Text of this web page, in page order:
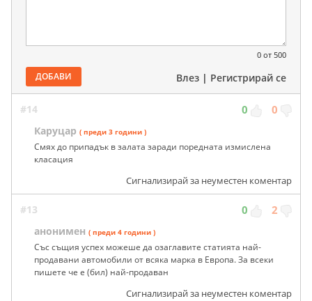
0 от 500
ДОБАВИ Влез | Регистрирай се
#14 0 0
Каруцар ( преди 3 години )
Смях до припадък в залата заради поредната измислена
класация
Сигнализирай за неуместен коментар
#13 0 2
анонимен ( преди 4 години )
Със същия успех можеше да озаглавите статията най-
продавани автомобили от всяка марка в Европа. За всеки
пишете че е (бил) най-продаван
Сигнализирай за неуместен коментар